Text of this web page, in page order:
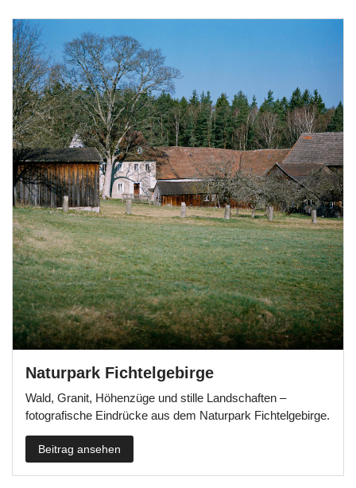
Naturpark Fichtelgebirge
Wald, Granit, Höhenzüge und stille Landschaften –
fotografische Eindrücke aus dem Naturpark Fichtelgebirge.
Beitrag ansehen